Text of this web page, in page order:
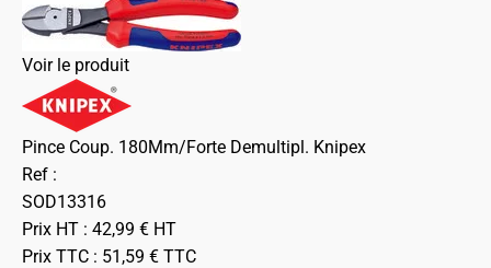
Voir le produit
Pince Coup. 180Mm/Forte Demultipl. Knipex
Ref :
SOD13316
Prix HT : 42,99 € HT
Prix TTC : 51,59 € TTC